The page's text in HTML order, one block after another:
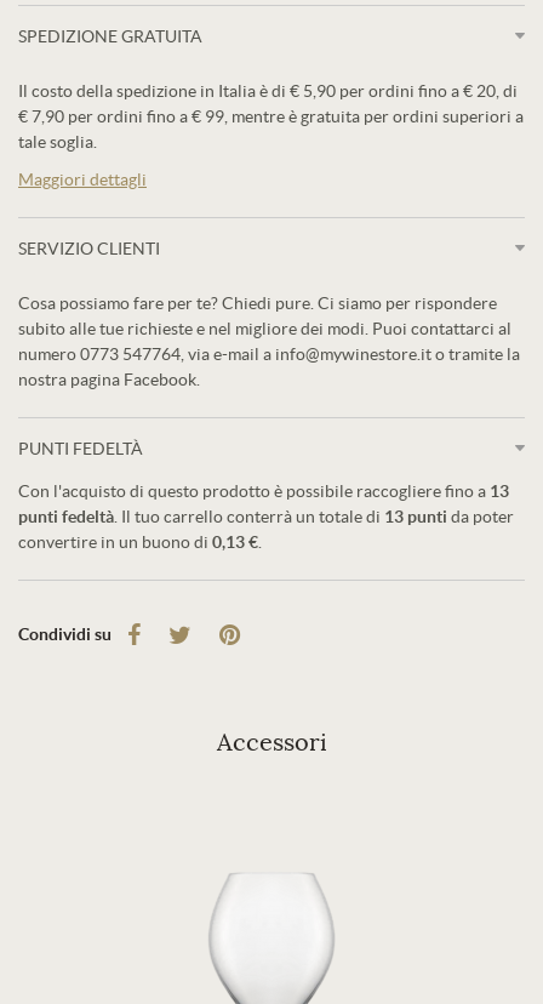
SPEDIZIONE GRATUITA
Il costo della spedizione in Italia è di € 5,90 per ordini fino a € 20, di
€ 7,90 per ordini fino a € 99, mentre è gratuita per ordini superiori a
tale soglia.
Maggiori dettagli
SERVIZIO CLIENTI
Cosa possiamo fare per te? Chiedi pure. Ci siamo per rispondere
subito alle tue richieste e nel migliore dei modi. Puoi contattarci al
numero 0773 547764, via e-mail a info@mywinestore.it o tramite la
nostra pagina Facebook.
PUNTI FEDELTÀ
Con l'acquisto di questo prodotto è possibile raccogliere fino a 13
punti fedeltà . Il tuo carrello conterrà un totale di 13 punti da poter
convertire in un buono di 0,13 €
Condividi su
Accessori